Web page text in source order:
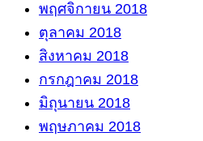
พฤศจิกายน 2018
ตุลาคม 2018
สิงหาคม 2018
กรกฎาคม 2018
มิถุนายน 2018
พฤษภาคม 2018